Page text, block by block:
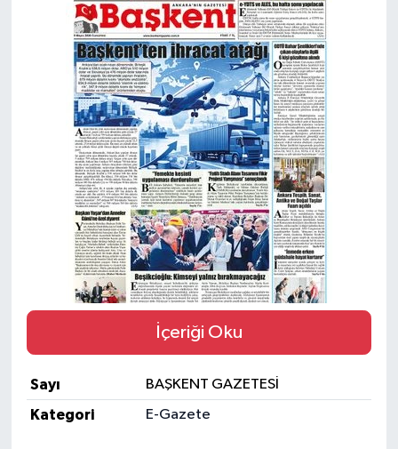
İçeriği Oku
Sayı
BAŞKENT GAZETESİ
Kategori
E-Gazete
Güvenlik
Kültür-Sanat
Magazin
Özel Haber
Resmi İlan
Sağlık
Siyaset
Teknoloji